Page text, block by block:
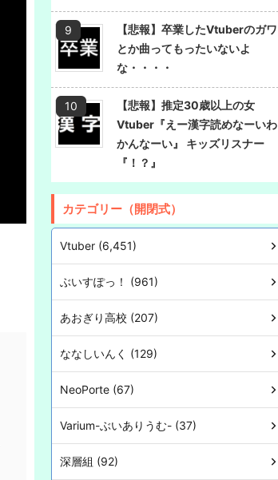
【悲報】卒業したVtuberのガワ
とか曲ってもったいないよ
な・・・・
【悲報】推定30歳以上の女
Vtuber『えー漢字読めなーいわ
かんなーい』 キッズリスナー
『！？』
カテゴリー（開閉式）
Vtuber (6,451)
ぶいすぽっ！ (961)
あおぎり高校 (207)
ななしいんく (129)
NeoPorte (67)
Varium-ぶいありうむ- (37)
深層組 (92)